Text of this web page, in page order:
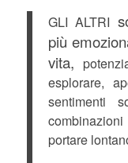
GLI ALTRI
più
vita,
esplorare,
sentimenti
portare